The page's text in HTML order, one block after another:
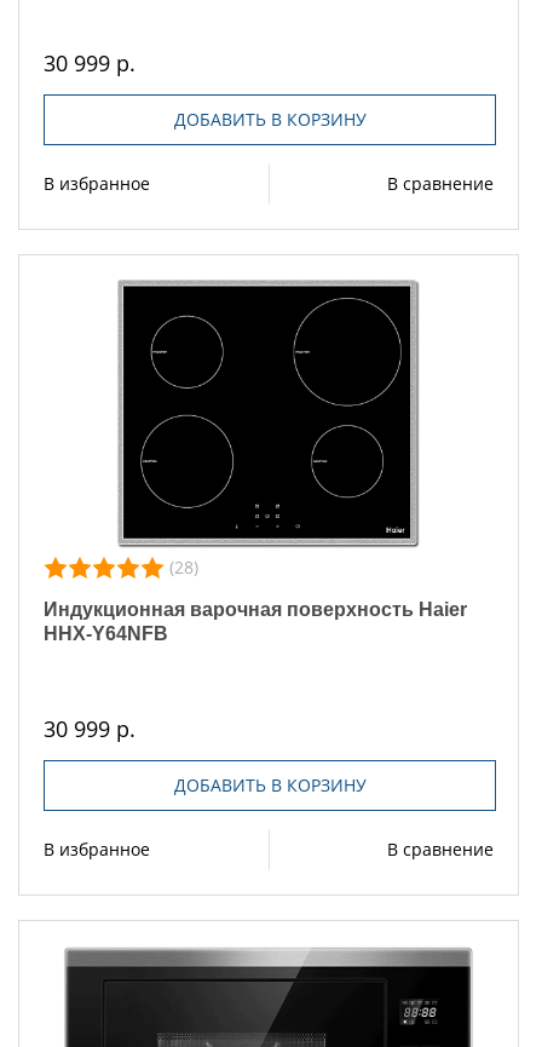
30 999 р.
ДОБАВИТЬ В КОРЗИНУ
В избранное В сравнение
(28)
Индукционная варочная поверхность Haier
HHX-Y64NFB
30 999 р.
ДОБАВИТЬ В КОРЗИНУ
В избранное В сравнение